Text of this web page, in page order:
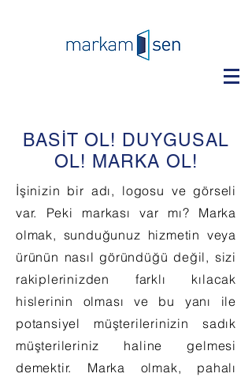
BASİT OL! DUYGUSAL
OL! MARKA OL!
İşinizin bir adı, logosu ve görseli
var. Peki markası var mı? Marka
olmak, sunduğunuz hizmetin veya
ürünün nasıl göründüğü değil, sizi
rakiplerinizden farklı kılacak
hislerinin olması ve bu yanı ile
potansiyel müşterilerinizin sadık
müşterileriniz haline gelmesi
demektir. Marka olmak, pahalı